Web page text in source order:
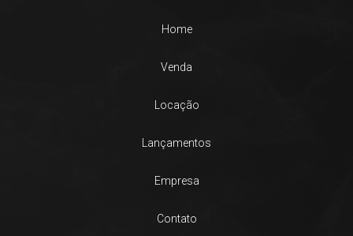
Home
Venda
Locação
Lançamentos
Empresa
Contato